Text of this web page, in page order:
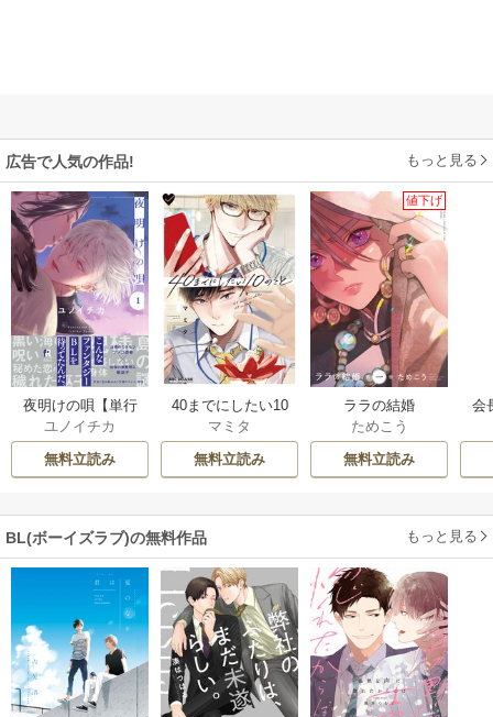
広告で人気の作品! もっと見る
夜明けの唄【単行
本版】
ユノイチカ
無料立読み
40までにしたい10
のこと
マミタ
無料立読み
値下げ
ララの結婚
ためこう
無料立読み
会
BL(ボーイズラブ)の無料作品 もっと見る